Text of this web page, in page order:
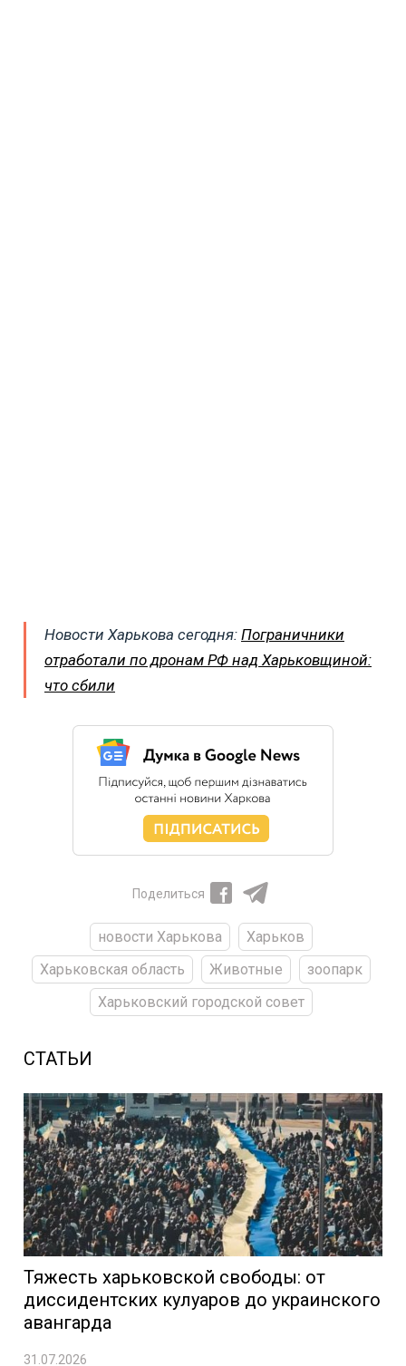
Новости Харькова сегодня: Пограничники
отработали по дронам РФ над Харьковщиной:
что сбили
Поделиться
новости Харькова
Харьков
Харьковская область
Животные
зоопарк
Харьковский городской совет
СТАТЬИ
Тяжесть харьковской свободы: от
диссидентских кулуаров до украинского
авангарда
31.07.2026